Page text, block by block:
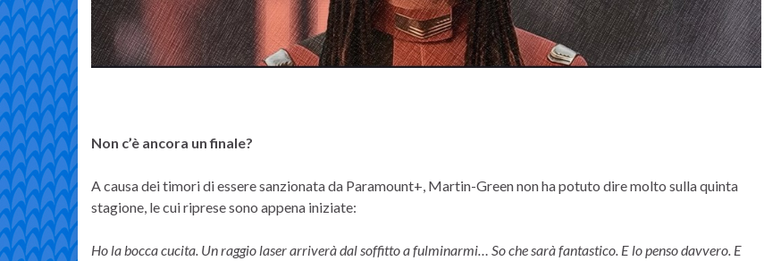
Non c’è ancora un finale?
A causa dei timori di essere sanzionata da Paramount+, Martin-Green non ha potuto dire molto sulla quinta
stagione, le cui riprese sono appena iniziate:
Ho la bocca cucita. Un raggio laser arriverà dal soffitto a fulminarmi… So che sarà fantastico. E lo penso davvero. E